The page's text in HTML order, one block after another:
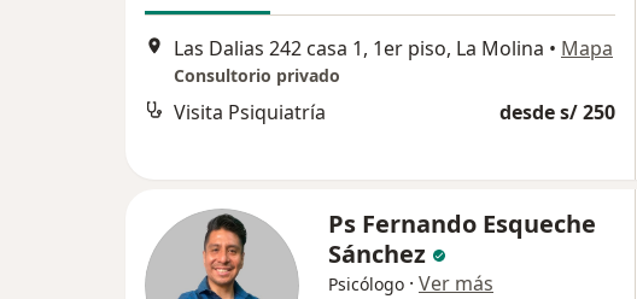
Las Dalias 242 casa 1, 1er piso, La Molina • Mapa
Consultorio privado
Visita Psiquiatría desde s/ 250
Ps Fernando Esqueche
Sánchez
Psicólogo · Ver más